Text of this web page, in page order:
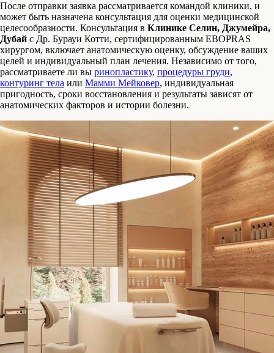
После отправки заявка рассматривается командой клиники, и
может быть назначена консультация для оценки медицинской
целесообразности. Консультация в Клинике Селин, Джумейра,
Дубай с Др. Бурауи Котти, сертифицированным EBOPRAS
хирургом, включает анатомическую оценку, обсуждение ваших
целей и индивидуальный план лечения. Независимо от того,
рассматриваете ли вы ринопластику, процедуры груди,
контуринг тела или Мамми Мейковер, индивидуальная
пригодность, сроки восстановления и результаты зависят от
анатомических факторов и истории болезни.